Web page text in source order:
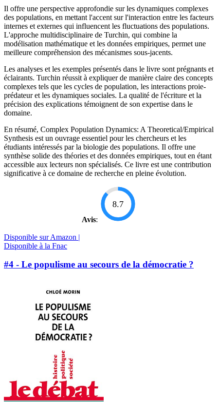
Il offre une perspective approfondie sur les dynamiques complexes
des populations, en mettant l'accent sur l'interaction entre les facteurs
internes et externes qui influencent les fluctuations des populations.
L'approche multidisciplinaire de Turchin, qui combine la
modélisation mathématique et les données empiriques, permet une
meilleure compréhension des mécanismes sous-jacents.
Les analyses et les exemples présentés dans le livre sont prégnants et
éclairants. Turchin réussit à expliquer de manière claire des concepts
complexes tels que les cycles de population, les interactions proie-
prédateur et les dynamiques sociales. La qualité de l'écriture et la
précision des explications témoignent de son expertise dans le
domaine.
En résumé, Complex Population Dynamics: A Theoretical/Empirical
Synthesis est un ouvrage essentiel pour les chercheurs et les
étudiants intéressés par la biologie des populations. Il offre une
synthèse solide des théories et des données empiriques, tout en étant
accessible aux lecteurs non spécialisés. Ce livre est une contribution
significative à ce domaine de recherche en pleine évolution.
Avis:
8.7
Disponible sur Amazon |
Disponible à la Fnac
#4 - Le populisme au secours de la démocratie ?